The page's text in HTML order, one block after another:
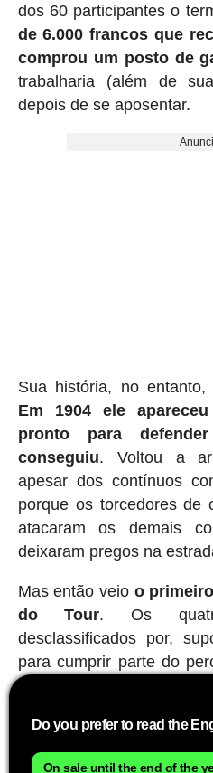
dos 60 participantes o
de 6.000 francos que
comprou um posto de
trabalharia (além de
depois de se aposentar.
Sua história, no
Em 1904 ele
pronto para
conseguiu. Voltou a
apesar dos contínuos
porque os torcedores de
atacaram os demais
deixaram pregos na
Mas então veio o
do Tour. Os
desclassificados por,
para cumprir parte do
para o quinto, o jovem
banido por 2 anos sem
decidiu se retirar do
saberemos se isso foi
Do you prefer to read the
On sale until the end of the